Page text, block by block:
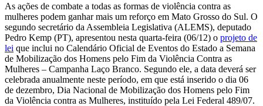
As ações de combate a todas as formas de violência contra as
mulheres podem ganhar mais um reforço em Mato Grosso do Sul. O
segundo secretário da Assembleia Legislativa (ALEMS), deputado
Pedro Kemp (PT), apresentou nesta quarta-feira (06/12) o projeto de
lei que inclui no Calendário Oficial de Eventos do Estado a Semana
de Mobilização dos Homens pelo Fim da Violência Contra as
Mulheres – Campanha Laço Branco. Segundo ele, a data deverá ser
celebrada anualmente neste período, em que está inserido o dia 06
de dezembro, Dia Nacional de Mobilização dos Homens pelo Fim
da Violência contra as Mulheres, instituído pela Lei Federal 489/07.